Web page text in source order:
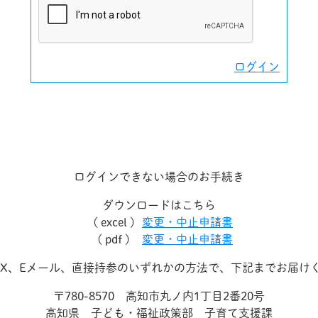
ログイン
ログインできない場合のお手続き
ダウンロードはこちら
( excel )
変更・中止申請書
( pdf )
変更・中止申請書
、Eメール、直接持参のいずれかの方法で、下記までお届け
〒780-8570 高知市丸ノ内1丁目2番20号
高知県 子ども・福祉政策部 子育て支援課